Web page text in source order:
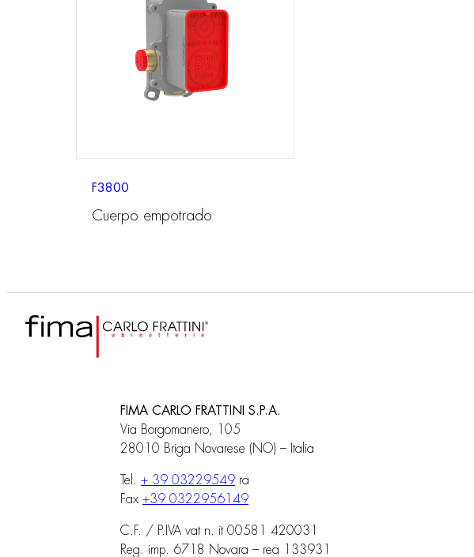
F3800
Cuerpo empotrado
FIMA CARLO FRATTINI S.P.A.
Via Borgomanero, 105
28010 Briga Novarese (NO) – Italia
Tel. + 39 03229549 ra
Fax +39 0322956149
C.F. / P.IVA vat n. it 00581 420031
Reg. imp. 6718 Novara – rea 133931